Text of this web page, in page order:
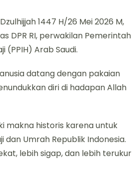
1447 H/26 Mei 2026 M,
DPR RI, perwakilan Pemerintah
(PPIH) Arab Saudi.
datang dengan pakaian
diri di hadapan Allah
makna historis karena untuk
Umrah Republik Indonesia.
lebih sigap, dan lebih terukur